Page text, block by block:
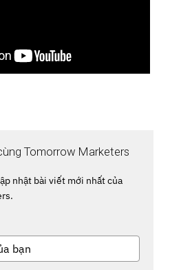
Tomorrow Marketers
nhật bài viết mới nhất của